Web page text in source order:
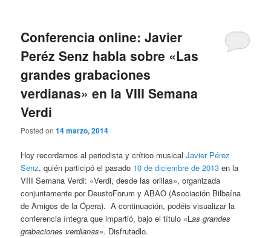
Conferencia online: Javier
Peréz Senz habla sobre «Las
grandes grabaciones
verdianas» en la VIII Semana
Verdi
Posted on14 marzo, 2014
Hoy recordamos al periodista y crítico musicalJavier Pérez
Senz, quién participó el pasado 10 de diciembre de 2013 en la
VIII Semana Verdi: «Verdi, desde las orillas», organizada
conjuntamente por DeustoForum y ABAO (Asociación Bilbaína
de Amigos de la Ópera). A continuación, podéis visualizar la
conferencia íntegra que impartió, bajo el título «Las grandes
grabaciones verdianas». Disfrutadlo.